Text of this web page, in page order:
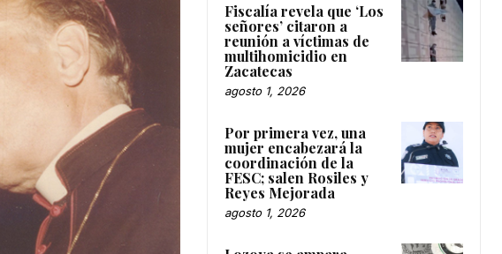
Fiscalía revela que ‘Los
señores’ citaron a
reunión a víctimas de
multihomicidio en
Zacatecas
agosto 1, 2026
Por primera vez, una
mujer encabezará la
coordinación de la
FESC; salen Rosiles y
Reyes Mejorada
agosto 1, 2026